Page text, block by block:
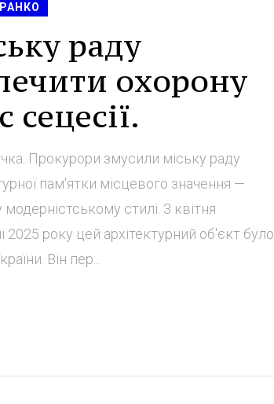
раду
охорону
Прокурори змусили міську раду
пам'ятки місцевого значення —
стилі. 3 квітня
року цей архітектурний об'єкт було
Він пер...